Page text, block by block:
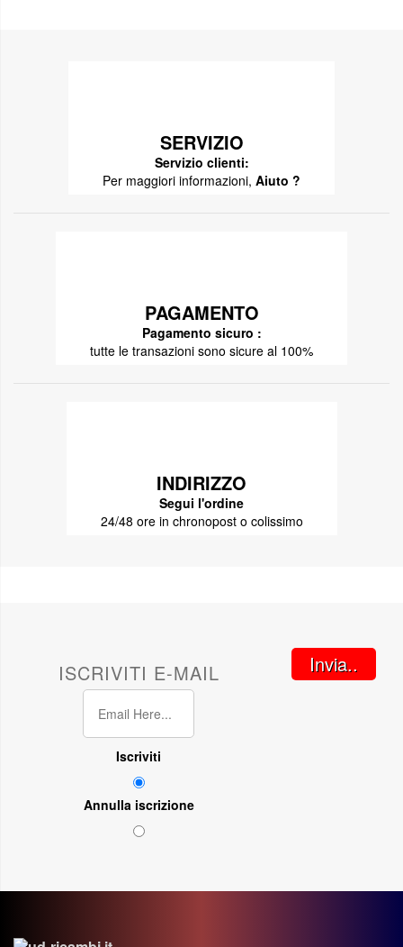
SERVIZIO
Servizio clienti:
Per maggiori informazioni, Aiuto ?
PAGAMENTO
Pagamento sicuro :
tutte le transazioni sono sicure al 100%
INDIRIZZO
Segui l'ordine
24/48 ore in chronopost o colissimo
ISCRIVITI E-MAIL
Iscriviti
Annulla iscrizione
Invia..